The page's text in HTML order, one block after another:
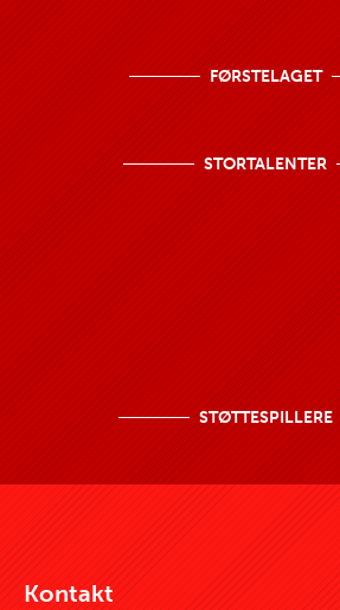
FØRSTELAGET
STORTALENTER
STØTTESPILLERE
Kontakt